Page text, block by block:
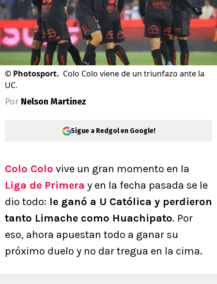
© Photosport. Colo Colo viene de un triunfazo ante la
UC.
Por Nelson Martinez
Sigue a Redgol en Google!
Colo Colo vive un gran momento en la
Liga de Primera y en la fecha pasada se le
dio todo: le ganó a U Católica y perdieron
tanto Limache como Huachipato. Por
eso, ahora apuestan todo a ganar su
próximo duelo y no dar tregua en la cima.